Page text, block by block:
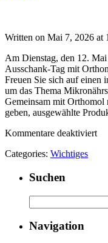
Written on Mai 7, 2026 at
Am Dienstag, den 12.
Ausschank-Tag mit
Freuen Sie sich auf einen
um das Thema
Gemeinsam mit
geben, ausgewählte
Kommentare deaktiviertfür
Categories: Wichtiges
Suchen
nach:
Navigation